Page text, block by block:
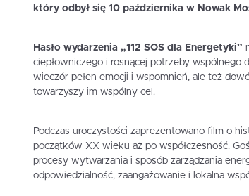
który odbył się 10 października w Nowak
Hasło wydarzenia „112 SOS dla Energetyki”
ciepłowniczego i rosnącej potrzeby wspólnego
wieczór pełen emocji i wspomnień, ale też
towarzyszy im wspólny cel.
Podczas uroczystości zaprezentowano film o
początków XX wieku aż po współczesność.
procesy wytwarzania i sposób zarządzania
odpowiedzialność, zaangażowanie i lokalna